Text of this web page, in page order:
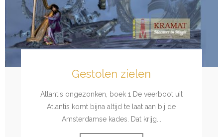
Gestolen zielen
Atlantis ongezonken, boek 1 De veerboot uit
Atlantis komt bijna altijd te laat aan bij de
Amsterdamse kades. Dat krijg...